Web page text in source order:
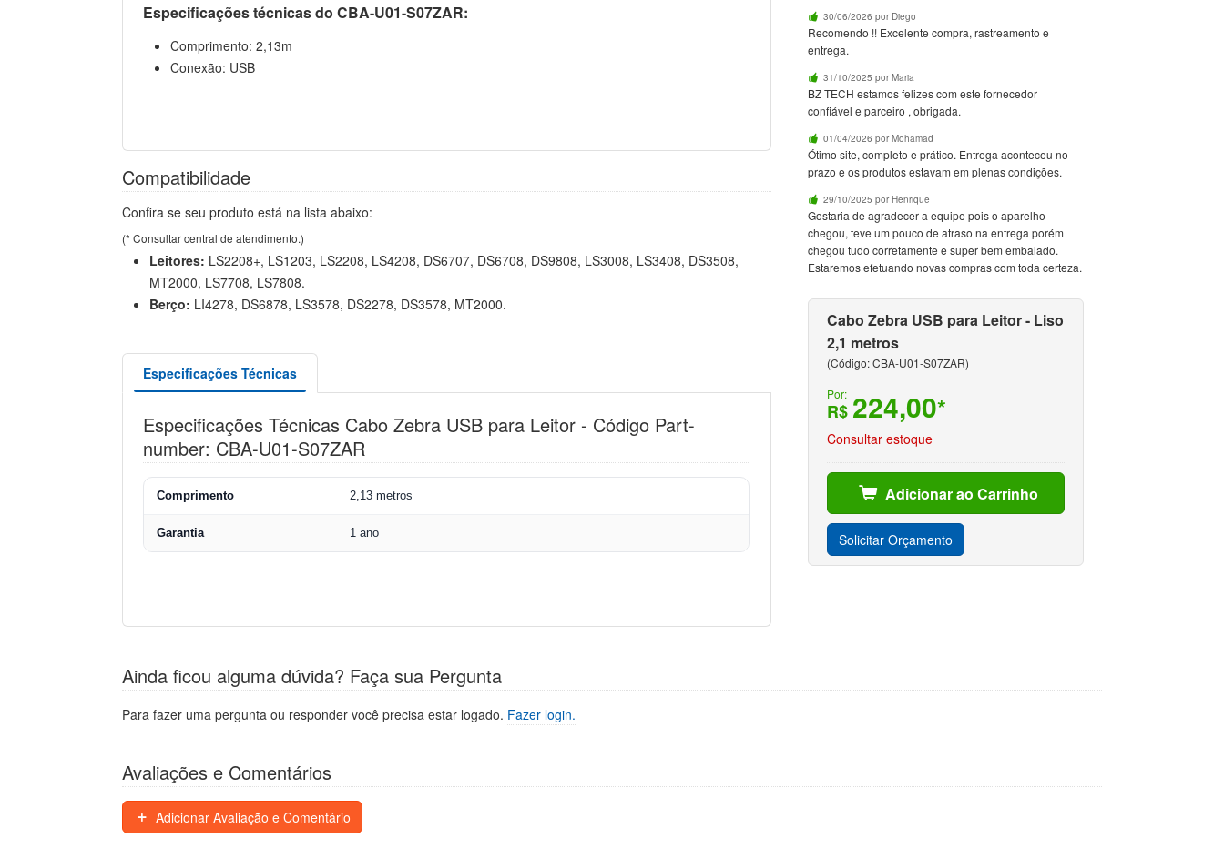
Especificações técnicas do CBA-U01-S07ZAR:
Comprimento: 2,13m
Conexão: USB
Compatibilidade
Confira se seu produto está na lista abaixo:
(* Consultar central de atendimento.)
Leitores: LS2208+, LS1203, LS2208, LS4208, DS6707, DS6708, DS9808, LS3008, LS3408, DS3508,
MT2000, LS7708, LS7808.
Berço: LI4278, DS6878, LS3578, DS2278, DS3578, MT2000.
Especificações Técnicas
Especificações Técnicas Cabo Zebra USB para Leitor - Código Part-
number: CBA-U01-S07ZAR
Comprimento 2,13 metros
Garantia 1 ano
30/06/2026 por Diego
Recomendo !! Excelente compra, rastreamento e
entrega.
31/10/2025 por Maria
BZ TECH estamos felizes com este fornecedor
confiável e parceiro , obrigada.
01/04/2026 por Mohamad
Ótimo site, completo e prático. Entrega aconteceu no
prazo e os produtos estavam em plenas condições.
29/10/2025 por Henrique
Gostaria de agradecer a equipe pois o aparelho
chegou, teve um pouco de atraso na entrega porém
chegou tudo corretamente e super bem embalado.
Estaremos efetuando novas compras com toda certeza.
Cabo Zebra USB para Leitor - Liso
2,1 metros
(Código: CBA-U01-S07ZAR)
Por:
R$ 224,00*
Consultar estoque
Adicionar ao Carrinho
Solicitar Orçamento
Ainda ficou alguma dúvida? Faça sua Pergunta
Para fazer uma pergunta ou responder você precisa estar logado. Fazer login.
Avaliações e Comentários
Adicionar Avaliação e Comentário